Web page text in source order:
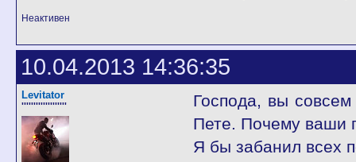
Неактивен
10.04.2013 14:36:35
Levitator
'''''''''''''''''''
Господа, вы
Пете. Почему ваши
Я бы забанил всех